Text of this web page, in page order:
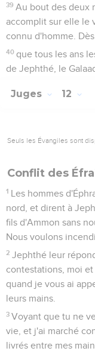
39 Au bout des deux
accomplit sur elle le
connu d'homme.
40 que tous les ans
de Jephthé, le
Juges 12
Seuls les Évangiles sont
Conflit des
1 Les hommes
nord, et dirent à
fils d'Ammon sans
Nous voulons
2 Jephthé leur
contestations, moi
quand je vous ai
leurs mains.
3 Voyant que tu ne
vie, et j'ai marché
livrés entre mes